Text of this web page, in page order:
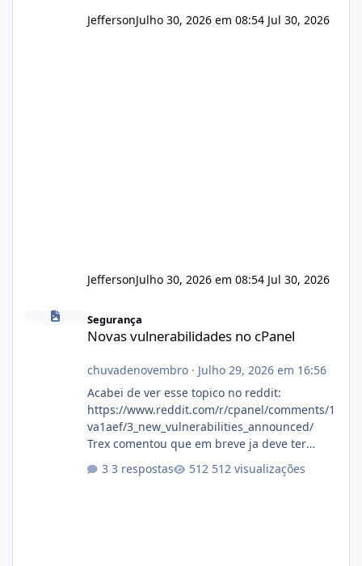
JeffersonJulho 30, 2026 em 08:54 Jul 30, 2026
JeffersonJulho 30, 2026 em 08:54 Jul 30, 2026
Segurança
Novas vulnerabilidades no cPanel
chuvadenovembro· Julho 29, 2026 em 16:56
Acabei de ver esse topico no reddit:
https://www.reddit.com/r/cpanel/comments/1
va1aef/3_new_vulnerabilities_announced/
Trex comentou que em breve ja deve ter
3 respostas 512 visualizações